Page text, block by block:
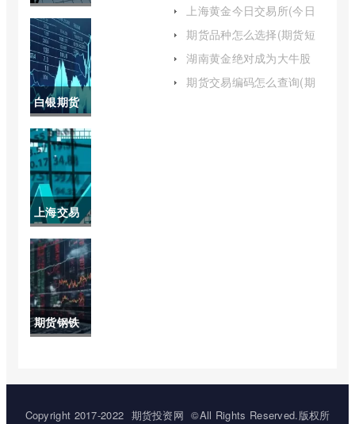
商品交易
所期货品
种(大连期
货哪个品
种收单边
手续费)
白银期货
最新行情
沪(白银期
货最新行
情沪银上
市)
上海交易
所黄金实
时交易价
格(上海黄
金交易所
期货钢铁
铁的关联
(钢铁股票
上海黄金今日交易所(今日
期货品种怎么选择(期货短
湖南黄金绝对成为大牛股
期货交易编码怎么查询(期
Copyright 2017-2022 期货投资网 ©All Rights Reserved.版权所